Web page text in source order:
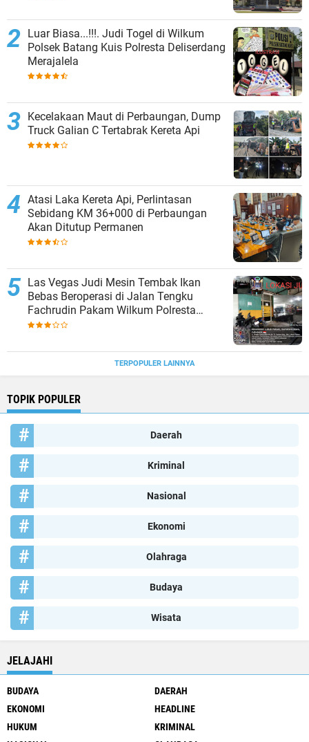
Luar Biasa...!!!. Judi Togel di Wilkum
Polsek Batang Kuis Polresta Deliserdang
Merajalela
Kecelakaan Maut di Perbaungan, Dump
Truck Galian C Tertabrak Kereta Api
Atasi Laka Kereta Api, Perlintasan
Sebidang KM 36+000 di Perbaungan
Akan Ditutup Permanen
Las Vegas Judi Mesin Tembak Ikan
Bebas Beroperasi di Jalan Tengku
Fachrudin Pakam Wilkum Polresta
Deliserdang
TERPOPULER LAINNYA
TOPIK POPULER
Daerah
Kriminal
Nasional
Ekonomi
Olahraga
Budaya
Wisata
JELAJAHI
BUDAYA
DAERAH
EKONOMI
HEADLINE
HUKUM
KRIMINAL